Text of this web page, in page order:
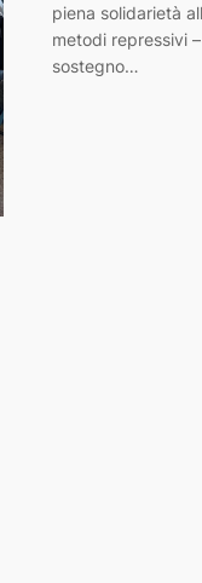
piena solidarietà
metodi repressivi
sostegno…